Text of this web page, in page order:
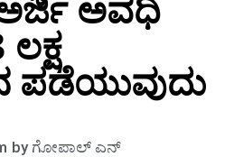
byಗೋಪಾಲ್‌ ಎನ್‌